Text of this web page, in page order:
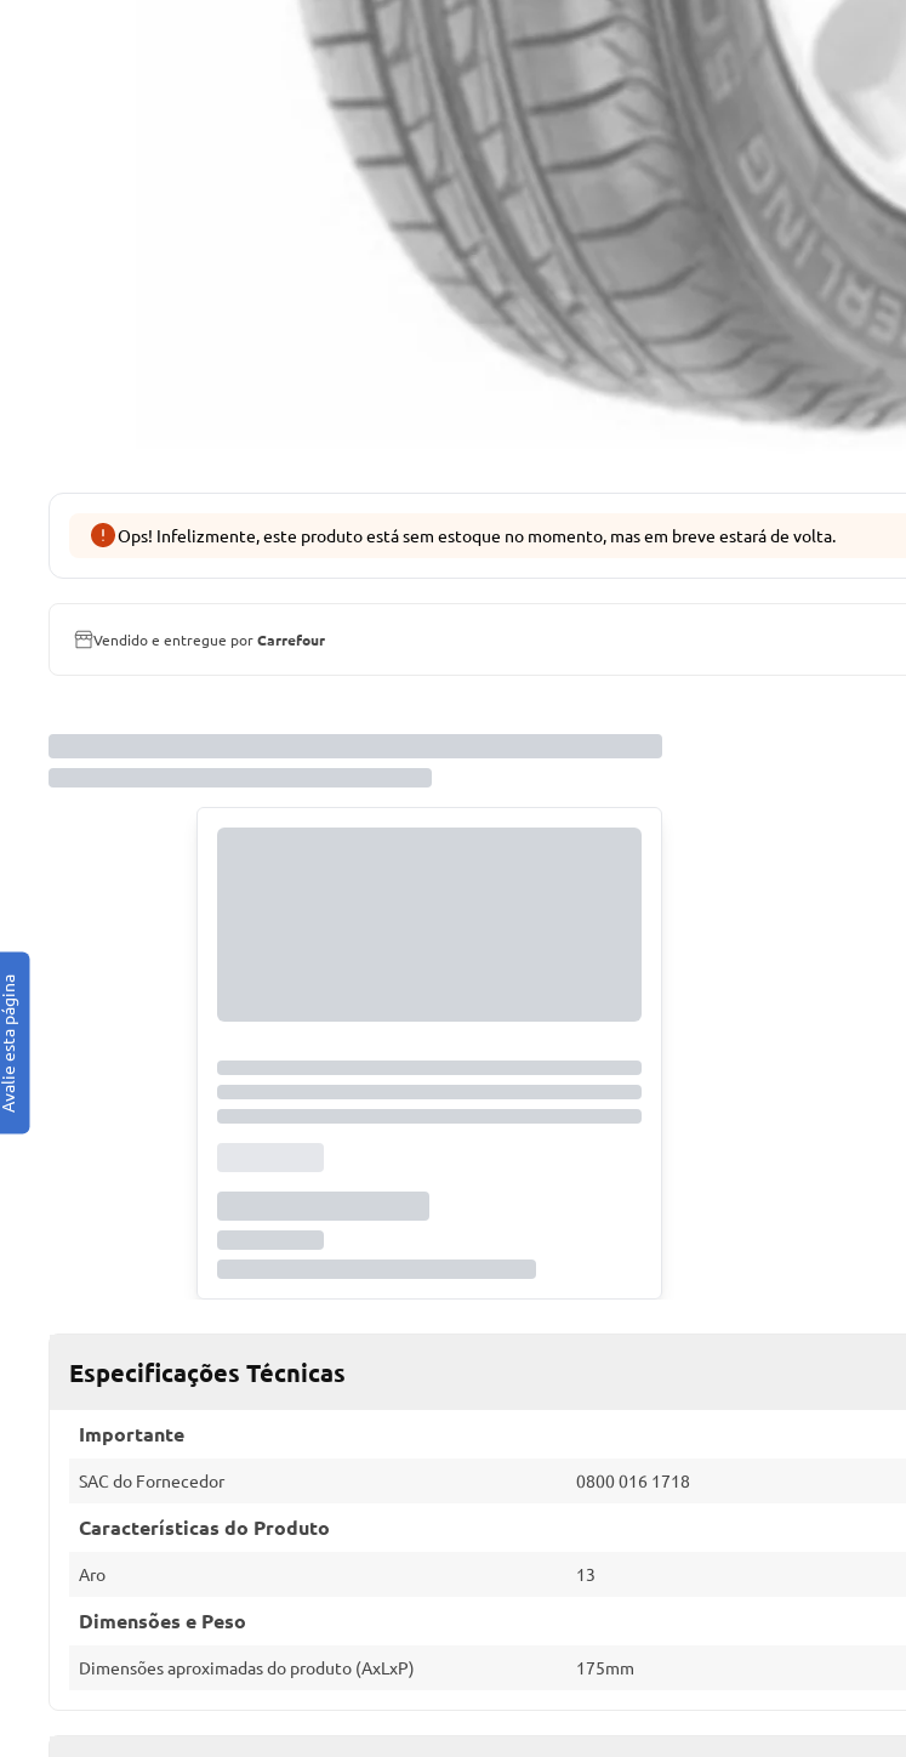
Ops! Infelizmente, este produto está sem estoque no momento, mas em breve estará de volta.
Vendido e entregue porCarrefour
Especificações Técnicas
Importante
SAC do Fornecedor 0800 016 1718
Características do Produto
Aro 13
Dimensões e Peso
Dimensões aproximadas do produto (AxLxP) 175mm